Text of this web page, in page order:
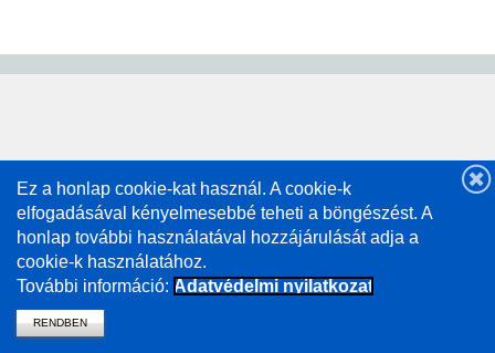
Ez a honlap cookie-kat használ. A cookie-k
elfogadásával kényelmesebbé teheti a böngészést. A
honlap további használatával hozzájárulását adja a
cookie-k használatához.
További információ: Adatvédelmi nyilatkozat
RENDBEN